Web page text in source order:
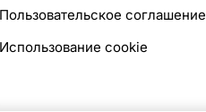
Пользовательское соглашение
Использование cookie